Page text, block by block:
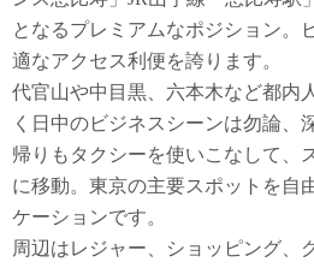
となるプレミアムなポジション。
適なアクセス利便を誇ります。
代官山や中目黒、六本木など都内
く日中のビジネスシーンは勿論、
帰りもタクシーを使いこなして、
に移動。東京の主要スポットを自
ケーションです。
周辺はレジャー、ショッピング、